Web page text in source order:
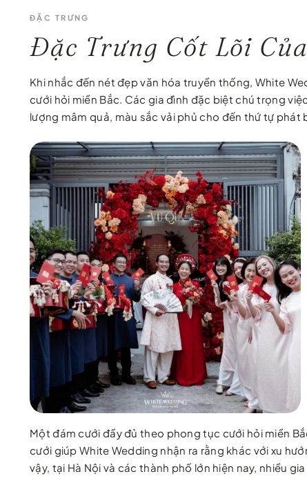
ĐẶC TRƯNG
Đặc Trưng Cốt Lõi
Khi nhắc đến nét đẹp văn hóa truyền thống, White
cưới hỏi miền Bắc. Các gia đình đặc biệt chú trọng
lượng mâm quả, màu sắc vải phủ cho đến thứ tự
Một đám cưới đầy đủ theo phong tục cưới hỏi miền
cưới giúp White Wedding nhận ra rằng khác với xu
vậy, tại Hà Nội và các thành phố lớn hiện nay, nhiều